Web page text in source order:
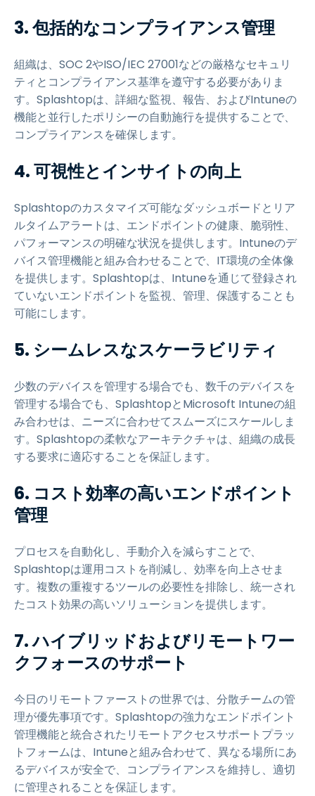
3. 包括的なコンプライアンス管理
組織は、SOC 2やISO/IEC 27001などの厳格なセキュリ
ティとコンプライアンス基準を遵守する必要がありま
す。Splashtopは、詳細な監視、報告、およびIntuneの
機能と並行したポリシーの自動施行を提供することで、
コンプライアンスを確保します。
4. 可視性とインサイトの向上
Splashtopのカスタマイズ可能なダッシュボードとリア
ルタイムアラートは、エンドポイントの健康、脆弱性、
パフォーマンスの明確な状況を提供します。Intuneのデ
バイス管理機能と組み合わせることで、IT環境の全体像
を提供します。Splashtopは、Intuneを通じて登録され
ていないエンドポイントを監視、管理、保護することも
可能にします。
5. シームレスなスケーラビリティ
少数のデバイスを管理する場合でも、数千のデバイスを
管理する場合でも、SplashtopとMicrosoft Intuneの組
み合わせは、ニーズに合わせてスムーズにスケールしま
す。Splashtopの柔軟なアーキテクチャは、組織の成長
する要求に適応することを保証します。
6. コスト効率の高いエンドポイント
管理
プロセスを自動化し、手動介入を減らすことで、
Splashtopは運用コストを削減し、効率を向上させま
す。複数の重複するツールの必要性を排除し、統一され
たコスト効果の高いソリューションを提供します。
7. ハイブリッドおよびリモートワー
クフォースのサポート
今日のリモートファーストの世界では、分散チームの管
理が優先事項です。Splashtopの強力なエンドポイント
管理機能と統合されたリモートアクセスサポートプラッ
トフォームは、Intuneと組み合わせて、異なる場所にあ
るデバイスが安全で、コンプライアンスを維持し、適切
に管理されることを保証します。